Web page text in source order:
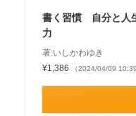
書く習慣 自分と人
力
著:いしかわゆき
¥1,386
（2024/04/09